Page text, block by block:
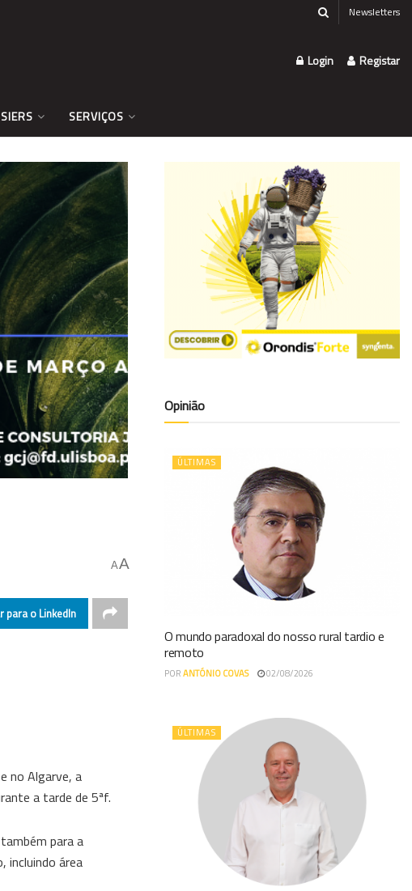
Newsletters
Login Registar
SERVIÇOS
AA
para o LinkedIn
no Algarve, a
a tarde de 5ªf.
para a
incluindo área
Opinião
ÚLTIMAS
O mundo paradoxal do nosso rural tardio e
remoto
PORANTÓNIO COVAS 02/08/2026
ÚLTIMAS